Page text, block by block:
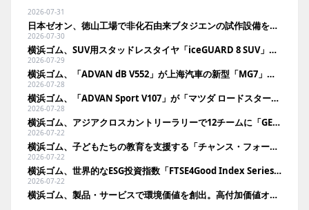
2026-07-31
日本ゼオン、徳山工場で非化石由来ブタジエンの試作設備を竣工
2026-07-30
横浜ゴム、SUV用スタッドレスタイヤ「iceGUARD 8 SUV」を新発売
2026-07-29
横浜ゴム、「ADVAN dB V552」が上海汽車の新型「MG7」に新車装着
2026-07-28
横浜ゴム、「ADVAN Sport V107」が「マツダ ロードスター」に新車装着
2026-07-28
横浜ゴム、アジアクロスカントリーラリーで12チームに「GEOLANDAR」を供給
2026-07-22
横浜ゴム、子どもたちの教育を支援する「チャンス・フォー・チルドレン」を継続支援
2026-07-22
横浜ゴム、世界的なESG投資指数「FTSE4Good Index Series」に22年連続で選定
2026-07-22
横浜ゴム、製品・サービスで環境価値を創出。高付加価値オフハイウェイタイヤを拡充